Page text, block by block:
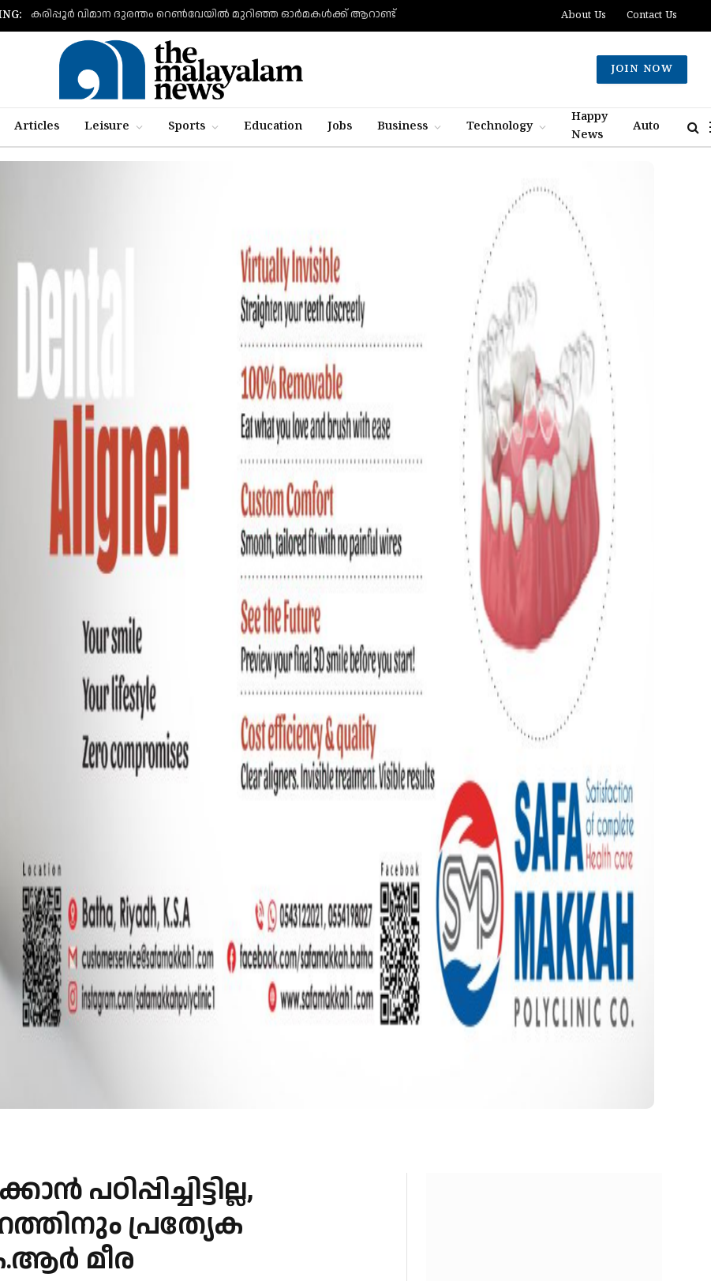
കരിപ്പൂര്‍ വിമാന ദുരന്തം റെണ്‍വേയില്‍ മുറിഞ്ഞ ഓര്‍മകള്‍ക്ക് ആറാണ്ട് About Us Contact Us
JOIN NOW
Articles Leisure Sports Education Jobs Business Technology
Happy
News
Auto
പ്രത്യേക
മീര